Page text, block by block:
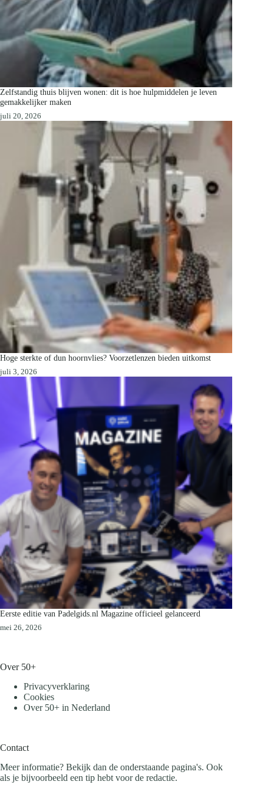
Zelfstandig thuis blijven wonen: dit is hoe hulpmiddelen je leven
gemakkelijker maken
juli 20, 2026
Hoge sterkte of dun hoornvlies? Voorzetlenzen bieden uitkomst
juli 3, 2026
Eerste editie van Padelgids.nl Magazine officieel gelanceerd
mei 26, 2026
Over 50+
Privacyverklaring
Cookies
Over 50+ in Nederland
Contact
Meer informatie? Bekijk dan de onderstaande pagina's. Ook
als je bijvoorbeeld een tip hebt voor de redactie.